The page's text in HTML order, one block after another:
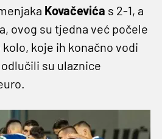
Kovačevića s 2-1, a
ovog su tjedna već počele
koje ih konačno vodi
su ulaznice